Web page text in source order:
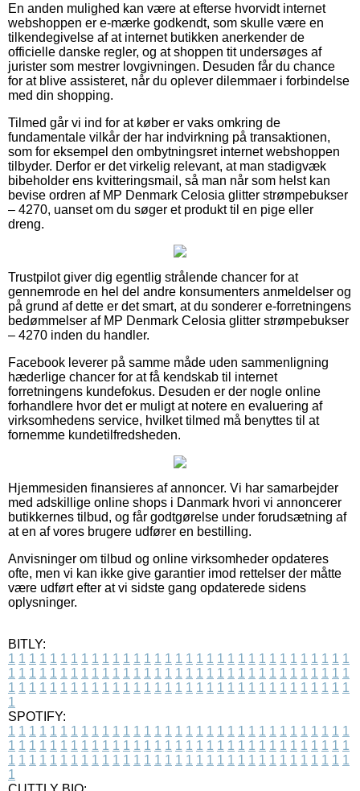
En anden mulighed kan være at efterse hvorvidt internet
webshoppen er e-mærke godkendt, som skulle være en
tilkendegivelse af at internet butikken anerkender de
officielle danske regler, og at shoppen tit undersøges af
jurister som mestrer lovgivningen. Desuden får du chance
for at blive assisteret, når du oplever dilemmaer i forbindelse
med din shopping.
Tilmed går vi ind for at køber er vaks omkring de
fundamentale vilkår der har indvirkning på transaktionen,
som for eksempel den ombytningsret internet webshoppen
tilbyder. Derfor er det virkelig relevant, at man stadigvæk
bibeholder ens kvitteringsmail, så man når som helst kan
bevise ordren af MP Denmark Celosia glitter strømpebukser
– 4270, uanset om du søger et produkt til en pige eller
dreng.
Trustpilot giver dig egentlig strålende chancer for at
gennemrode en hel del andre konsumenters anmeldelser og
på grund af dette er det smart, at du sonderer e-forretningens
bedømmelser af MP Denmark Celosia glitter strømpebukser
– 4270 inden du handler.
Facebook leverer på samme måde uden sammenligning
hæderlige chancer for at få kendskab til internet
forretningens kundefokus. Desuden er der nogle online
forhandlere hvor det er muligt at notere en evaluering af
virksomhedens service, hvilket tilmed må benyttes til at
fornemme kundetilfredsheden.
Hjemmesiden finansieres af annoncer. Vi har samarbejder
med adskillige online shops i Danmark hvori vi annoncerer
butikkernes tilbud, og får godtgørelse under forudsætning af
at en af vores brugere udfører en bestilling.
Anvisninger om tilbud og online virksomheder opdateres
ofte, men vi kan ikke give garantier imod rettelser der måtte
være udført efter at vi sidste gang opdaterede sidens
oplysninger.
BITLY:
1 1 1 1 1 1 1 1 1 1 1 1 1 1 1 1 1 1 1 1 1 1 1 1 1 1 1 1 1 1 1 1 1
1 1 1 1 1 1 1 1 1 1 1 1 1 1 1 1 1 1 1 1 1 1 1 1 1 1 1 1 1 1 1 1 1
1 1 1 1 1 1 1 1 1 1 1 1 1 1 1 1 1 1 1 1 1 1 1 1 1 1 1 1 1 1 1 1 1
1
SPOTIFY:
1 1 1 1 1 1 1 1 1 1 1 1 1 1 1 1 1 1 1 1 1 1 1 1 1 1 1 1 1 1 1 1 1
1 1 1 1 1 1 1 1 1 1 1 1 1 1 1 1 1 1 1 1 1 1 1 1 1 1 1 1 1 1 1 1 1
1 1 1 1 1 1 1 1 1 1 1 1 1 1 1 1 1 1 1 1 1 1 1 1 1 1 1 1 1 1 1 1 1
1